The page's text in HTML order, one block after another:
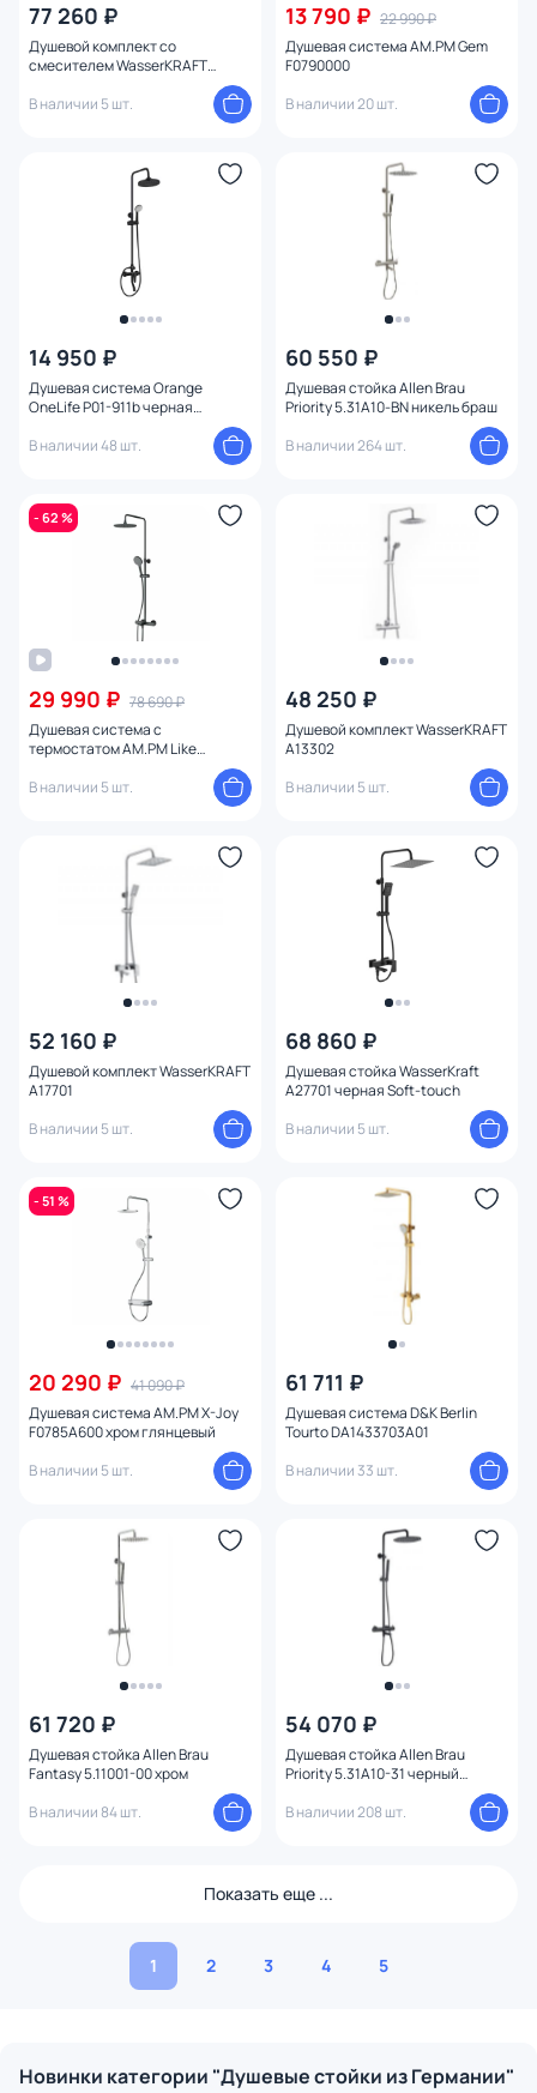
77 260 ₽
Душевой комплект со
смесителем WasserKRAFT
В наличии 5 шт.
13 790 ₽ 22 990 ₽
Душевая система AM.PM Gem
F0790000
В наличии 20 шт.
14 950 ₽
Душевая система Orange
OneLife P01-911b черная
В наличии 48 шт.
60 550 ₽
Душевая стойка Allen Brau
Priority 5.31A10-BN никель браш
В наличии 264 шт.
- 62 %
29 990 ₽ 78 690 ₽
Душевая система c
термостатом AM.PM Like
В наличии 5 шт.
48 250 ₽
Душевой комплект WasserKRAFT
A13302
В наличии 5 шт.
52 160 ₽
Душевой комплект WasserKRAFT
A17701
В наличии 5 шт.
68 860 ₽
Душевая стойка WasserKraft
A27701 черная Soft-touch
В наличии 5 шт.
- 51 %
20 290 ₽ 41 090 ₽
Душевая система AM.PM X-Joy
F0785A600 хром глянцевый
В наличии 5 шт.
61 711 ₽
Душевая система D&K Berlin
Tourto DA1433703A01
В наличии 33 шт.
61 720 ₽
Душевая стойка Allen Brau
Fantasy 5.11001-00 хром
В наличии 84 шт.
54 070 ₽
Душевая стойка Allen Brau
Priority 5.31A10-31 черный
В наличии 208 шт.
Показать еще ...
1 2 3 4 5
Новинки категории "Душевые стойки из Германии"